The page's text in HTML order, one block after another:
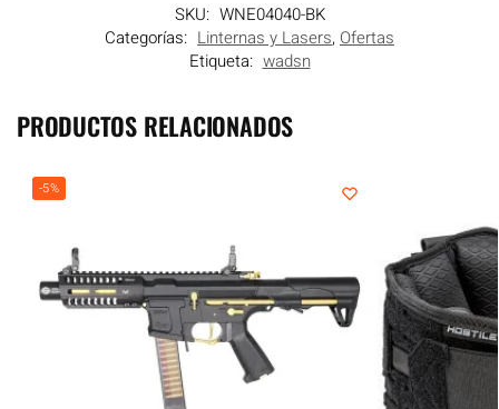
SKU: WNE04040-BK
Categorías: Linternas y Lasers, Ofertas
Etiqueta: wadsn
PRODUCTOS RELACIONADOS
-5%